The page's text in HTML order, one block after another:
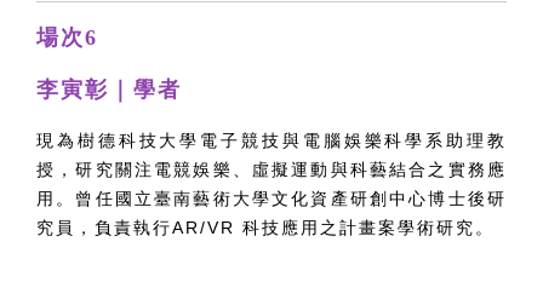
場次6
李寅彰｜學者
現為樹德科技大學電子競技與電腦娛樂科學系助理教
授，研究關注電競娛樂、虛擬運動與科藝結合之實務應
用。曾任國立臺南藝術大學文化資產研創中心博士後研
究員，負責執行AR/VR 科技應用之計畫案學術研究。